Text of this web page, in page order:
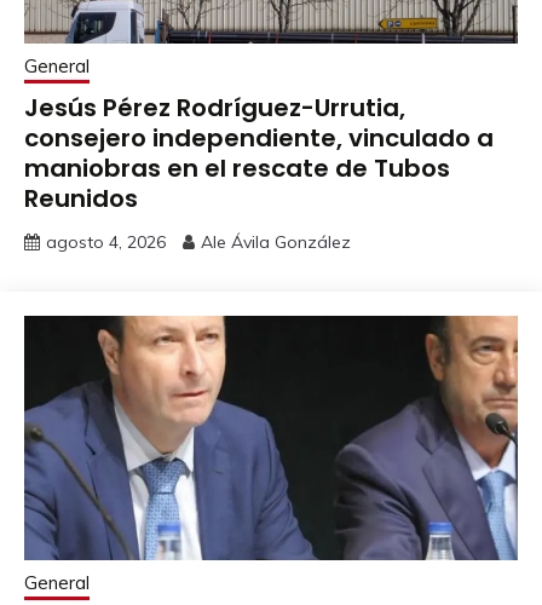
General
Jesús Pérez Rodríguez-Urrutia,
consejero independiente, vinculado a
maniobras en el rescate de Tubos
Reunidos
agosto 4, 2026 Ale Ávila González
General